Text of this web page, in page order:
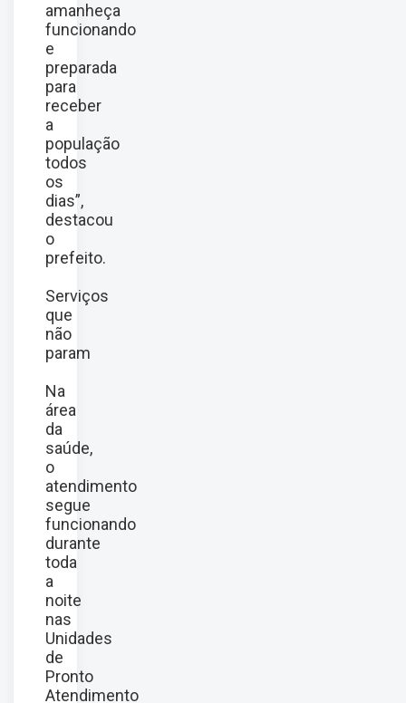
amanheça
funcionando
e
preparada
para
receber
a
população
todos
os
dias”,
destacou
o
prefeito.
Serviços
que
não
param
Na
área
da
saúde,
o
atendimento
segue
funcionando
durante
toda
a
noite
nas
Unidades
de
Pronto
Atendimento